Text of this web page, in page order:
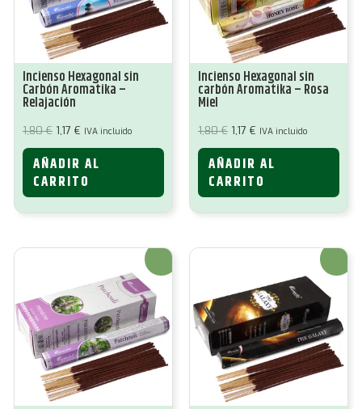
Incienso Hexagonal sin
Carbón Aromatika –
Relajación
1,80€ El
original
era:
1,80 €.
1,17 € El
actual
es:
1,17 €.
IVA incluido
AÑADIR AL
CARRITO
Incienso Hexagonal sin
carbón Aromatika – Rosa
Miel
1,80€ El
original
era:
1,80 €.
1,17 € El
actual
es:
1,17 €.
IVA incluido
AÑADIR AL
CARRITO
¡Oferta! ¡Oferta!